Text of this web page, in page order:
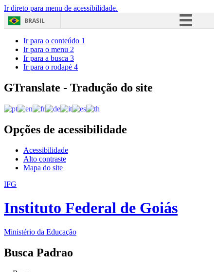
Ir direto para menu de acessibilidade.
BRASIL
Acesso à informação
Ir para o conteúdo 1
Ir para o menu 2
Ir para a busca 3
Ir para o rodapé 4
GTranslate - Tradução do site
Opções de acessibilidade
Acessibilidade
Alto contraste
Mapa do site
IFG
Instituto Federal de Goiás
Ministério da Educação
Busca Padrao